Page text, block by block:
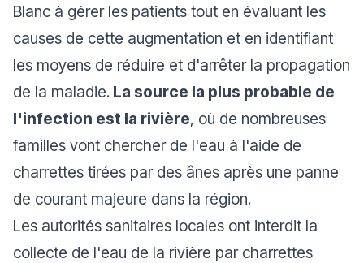
Blanc à gérer les patients tout en évaluant les
causes de cette augmentation et en identifiant
les moyens de réduire et d'arrêter la propagation
de la maladie. La source la plus probable de
l'infection est la rivière, où de nombreuses
familles vont chercher de l'eau à l'aide de
charrettes tirées par des ânes après une panne
de courant majeure dans la région.
Les autorités sanitaires locales ont interdit la
collecte de l'eau de la rivière par charrettes